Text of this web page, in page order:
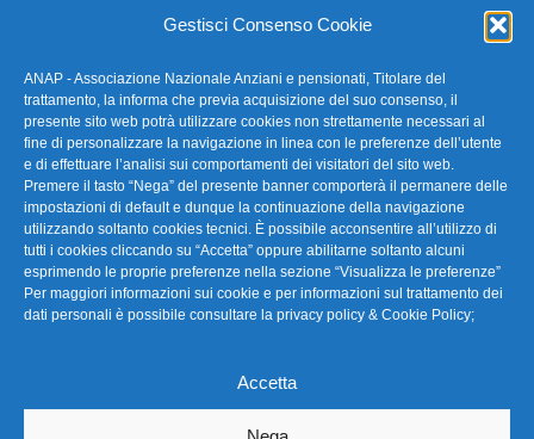
Gestisci Consenso Cookie
ANAP - Associazione Nazionale Anziani e pensionati, Titolare del
trattamento, la informa che previa acquisizione del suo consenso, il
presente sito web potrà utilizzare cookies non strettamente necessari al
fine di personalizzare la navigazione in linea con le preferenze dell’utente
e di effettuare l’analisi sui comportamenti dei visitatori del sito web.
Premere il tasto “Nega” del presente banner comporterà il permanere delle
impostazioni di default e dunque la continuazione della navigazione
utilizzando soltanto cookies tecnici. È possibile acconsentire all’utilizzo di
tutti i cookies cliccando su “Accetta” oppure abilitarne soltanto alcuni
esprimendo le proprie preferenze nella sezione “Visualizza le preferenze”
Per maggiori informazioni sui cookie e per informazioni sul trattamento dei
dati personali è possibile consultare la privacy policy & Cookie Policy;
Accetta
FAQ – Domande Frequenti
La nostra Newsletter
Link Utili
TG Confartigianato
Privacy & Cookie Policy
Seguici